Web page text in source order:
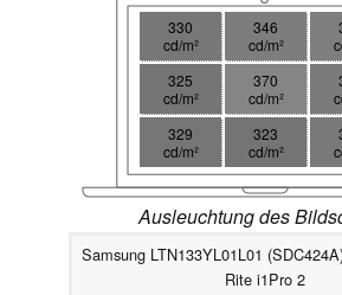
330
cd/m²
346
cd/m²
325
cd/m²
370
cd/m²
329
cd/m²
323
cd/m²
Ausleuchtung des
Samsung LTN133YL01L01
Rite i1Pro 2